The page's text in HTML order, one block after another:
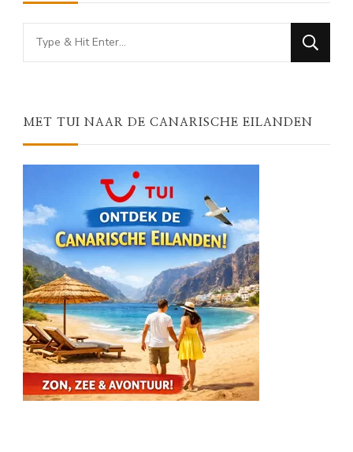
Looking
for
MET TUI NAAR DE CANARISCHE EILANDEN